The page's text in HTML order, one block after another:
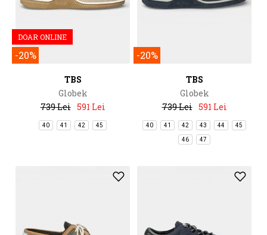
DOAR ONLINE
-20%
TBS
Globek
739 Lei 591 Lei
40 41 42 45
-20%
TBS
Globek
739 Lei 591 Lei
40 41 42 43 44 45
46 47